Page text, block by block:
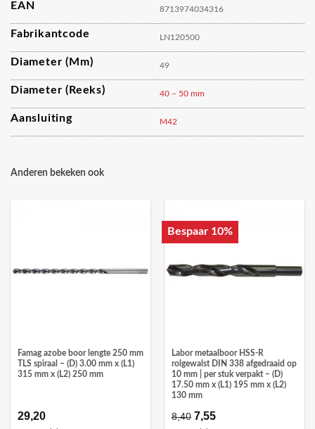
EAN 8713974034316
Fabrikantcode LN120500
Diameter (mm) 49
Diameter (reeks) 40 – 50 mm
Aansluiting M42
Anderen bekeken ook
Famag azobe boor lengte 250 mm
TLS spiraal – (D) 3.00 mm x (L1)
315 mm x (L2) 250 mm
29,20
Bespaar 10%
Labor metaalboor HSS-R
rolgewalst DIN 338 afgedraaid op
10 mm | per stuk verpakt – (D)
17.50 mm x (L1) 195 mm x (L2)
130 mm
8,40 Oorspronkelijke
prijs
7,55Huidige